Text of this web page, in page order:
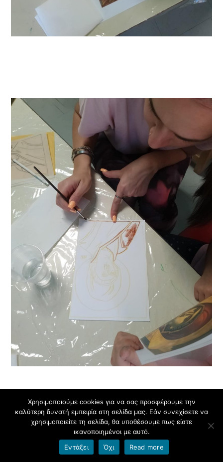
Χρησιμοποιούμε cookies για να σας προσφέρουμε την
καλύτερη δυνατή εμπειρία στη σελίδα μας. Εάν συνεχίσετε να
χρησιμοποιείτε τη σελίδα, θα υποθέσουμε πως είστε
ικανοποιημένοι με αυτό.
Εντάξει
Όχι Read more